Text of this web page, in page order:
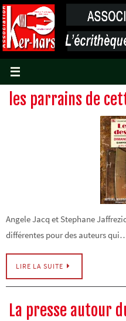
Passer
vers
le
contenu
les parrains de
Angele Jacq et Stephane
différentes pour des auteurs
LIRE LA SUITE
La presse autour